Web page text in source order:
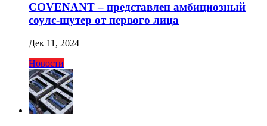
COVENANT – представлен амбициозный
соулс-шутер от первого лица
Дек 11, 2024
Новости